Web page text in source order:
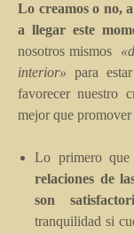
Lo creamos o no,
a llegar este
nosotros mismos
interior»para
favorecer nuestro
mejor que promover
Lo primero que
relaciones de
son
tranquilidad si